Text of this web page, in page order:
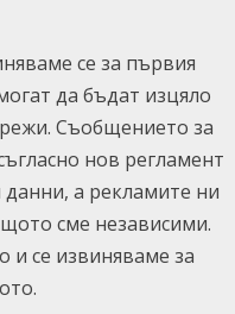
се за първия
да бъдат изцяло
Съобщението за
нов регламент
а рекламите ни
сме независими.
и се извиняваме за